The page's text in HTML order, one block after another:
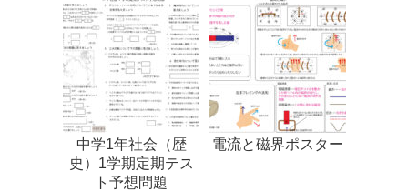
中学1年社会（歴
史）1学期定期テス
ト予想問題
電流と磁界ポスター